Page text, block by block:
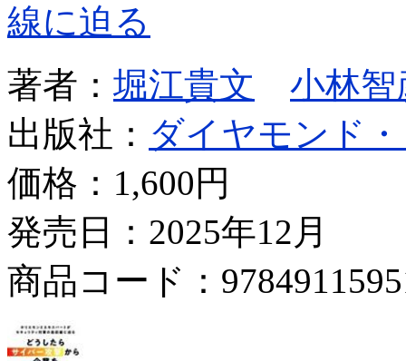
線に迫る
著者： 堀江貴文
小林智
出版社： ダイヤモンド
価格： 1,600円
発売日：2025年12月
商品コード：